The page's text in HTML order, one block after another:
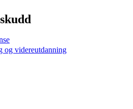
og videreutdanning